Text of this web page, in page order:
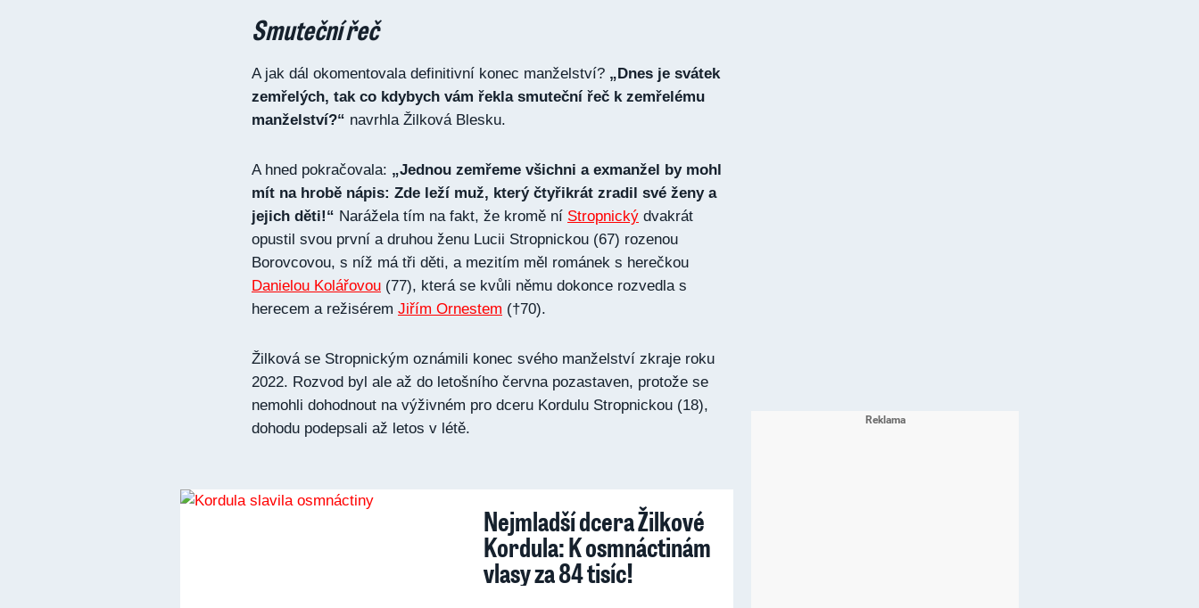
Smuteční řeč
A jak dál okomentovala definitivní konec manželství? „Dnes je svátek
zemřelých, tak co kdybych vám řekla smuteční řeč k zemřelému
manželství?“ navrhla Žilková Blesku.
A hned pokračovala: „Jednou zemřeme všichni a exmanžel by mohl
mít na hrobě nápis: Zde leží muž, který čtyřikrát zradil své ženy a
jejich děti!“ Narážela tím na fakt, že kromě ní Stropnický dvakrát
opustil svou první a druhou ženu Lucii Stropnickou (67) rozenou
Borovcovou, s níž má tři děti, a mezitím měl románek s herečkou
Danielou Kolářovou (77), která se kvůli němu dokonce rozvedla s
herecem a režisérem Jiřím Ornestem (†70).
Žilková se Stropnickým oznámili konec svého manželství zkraje roku
2022. Rozvod byl ale až do letošního června pozastaven, protože se
nemohli dohodnout na výživném pro dceru Kordulu Stropnickou (18),
dohodu podepsali až letos v létě.
Nejmladší dcera Žilkové
Kordula: K osmnáctinám
vlasy za 84 tisíc!